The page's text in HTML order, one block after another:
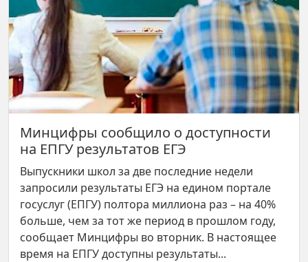
Минцифры сообщило о доступности
на ЕПГУ результатов ЕГЭ
Выпускники школ за две последние недели
запросили результаты ЕГЭ на едином портале
госуслуг (ЕПГУ) полтора миллиона раз – на 40%
больше, чем за тот же период в прошлом году,
сообщает Минцифры во вторник. В настоящее
время на ЕПГУ доступны результаты...